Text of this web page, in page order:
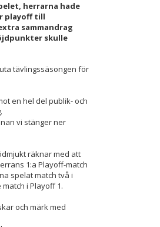
herrarna hade
playoff till
sammandrag
skulle
tävlingssäsongen för
en hel del publik- och
vi stänger ner
räknar med att
1:a Playoff-match
spelat match två i
i Playoff 1.
och märk med